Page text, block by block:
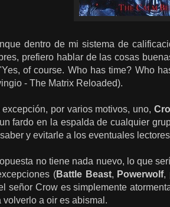
dentro de mi sistema de
prefiero hablar de las cosas
of course. Who has time? Who
- The Matrix Reloaded).
por varios motivos, uno,
fardo en la espalda de cualquier
y evitarle a los eventuales
no tiene nada nuevo, lo que
(Battle Beast, Powerwolf,
señor Crow es simplemente
volverlo a oir es abismal.